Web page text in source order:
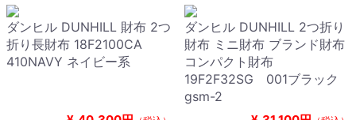
ダンヒル DUNHILL 財布 2つ
折り長財布 18F2100CA
410NAVY ネイビー系
ダンヒル DUNHILL 2つ折り
財布 ミニ財布 ブランド財布
コンパクト財布
19F2F32SG 001ブラック
gsm-2